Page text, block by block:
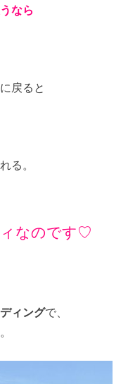
なら
戻ると
る。
なのです♡
ィングで、